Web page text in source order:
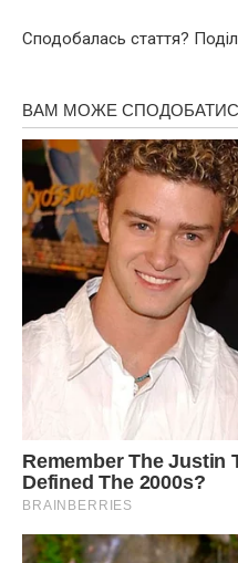
Сподобалась стаття?